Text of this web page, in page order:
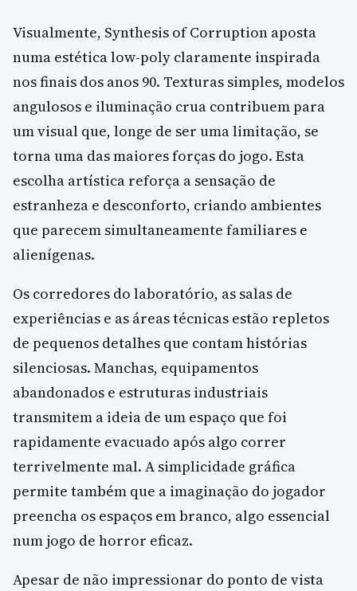
Visualmente, Synthesis of Corruption aposta
numa estética low-poly claramente inspirada
nos finais dos anos 90. Texturas simples, modelos
angulosos e iluminação crua contribuem para
um visual que, longe de ser uma limitação, se
torna uma das maiores forças do jogo. Esta
escolha artística reforça a sensação de
estranheza e desconforto, criando ambientes
que parecem simultaneamente familiares e
alienígenas.
Os corredores do laboratório, as salas de
experiências e as áreas técnicas estão repletos
de pequenos detalhes que contam histórias
silenciosas. Manchas, equipamentos
abandonados e estruturas industriais
transmitem a ideia de um espaço que foi
rapidamente evacuado após algo correr
terrivelmente mal. A simplicidade gráfica
permite também que a imaginação do jogador
preencha os espaços em branco, algo essencial
num jogo de horror eficaz.
Apesar de não impressionar do ponto de vista